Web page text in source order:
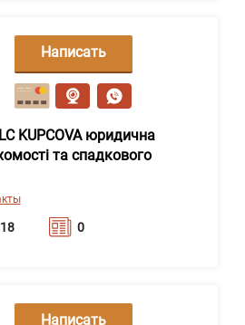
KUPCOVA юридична
та спадкового
18 0
Написать
сообщение
Написать